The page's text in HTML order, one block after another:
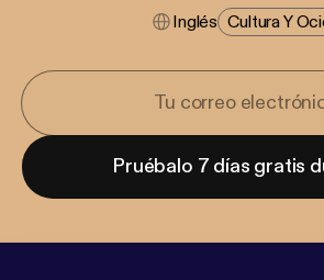
Inglés Cultura Y
Pruébalo 7 días gratis